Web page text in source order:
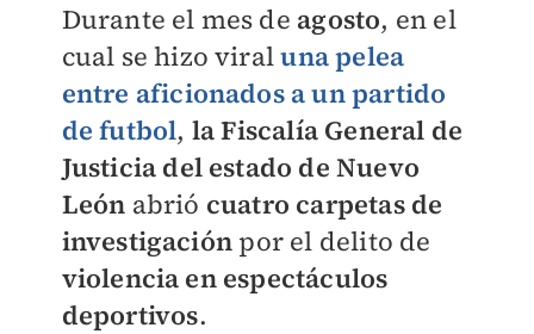
Durante el mes de agosto, en el
cual se hizo viraluna pelea
entre aficionados a un partido
de futbol, la Fiscalía General de
Justicia del estado de Nuevo
León abrió cuatro carpetas de
investigación por el delito de
violencia en espectáculos
deportivos.